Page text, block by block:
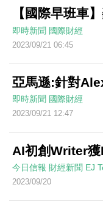
【國際早班車
即時新聞 國際財經
2023/09/21 06:45
亞馬遜:針對
即時新聞 國際財經
2023/09/21 12:47
AI初創Writer
今日信報 財經新聞 EJ
2023/09/20